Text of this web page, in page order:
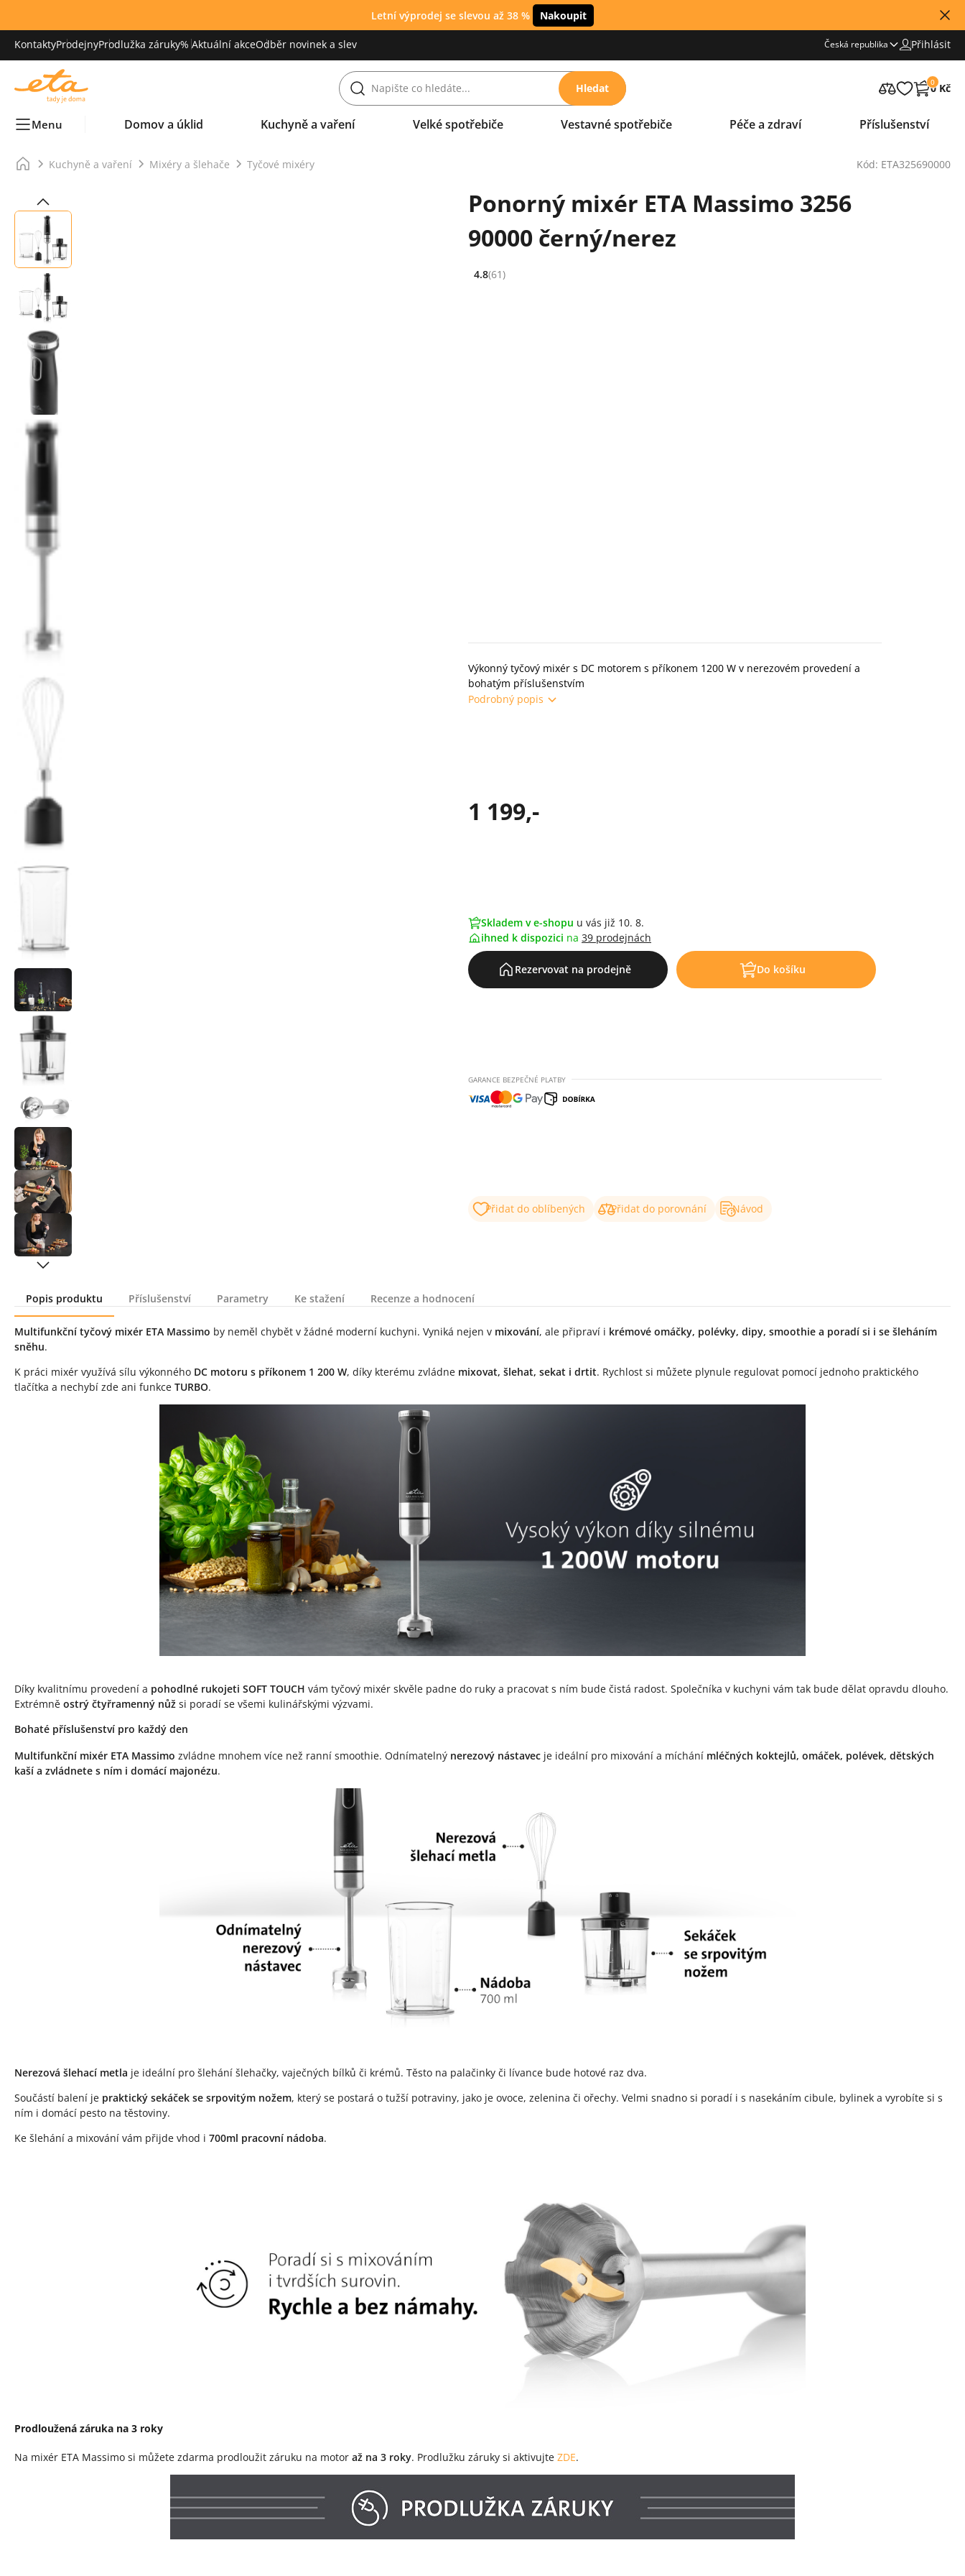
Letní výprodej se slevou až 38 % Nakoupit
KontaktyProdejnyProdlužka záruky% Aktuální akceOdběr novinek a slev Česká republika Přihlásit
Hledat 0
0 Kč
Menu Domov a úklid Kuchyně a vaření Velké spotřebiče Vestavné spotřebiče Péče a zdraví Příslušenství
Kuchyně a vaření Mixéry a šlehače Tyčové mixéry Kód: ETA325690000
Ponorný mixér ETA Massimo 3256
90000 černý/nerez
Hodnocení: 4.8 z 5 (61 recenzí)
4.8(61)
Výkonný tyčový mixér s DC motorem s příkonem 1200 W v nerezovém provedení a
bohatým příslušenstvím
Podrobný popis
1 199,-
Skladem v e-shopu u vás již 10. 8.
ihned k dispozici na 39 prodejnách
Rezervovat na prodejně Do košíku
GARANCE BEZPEČNÉ PLATBY
Přidat do oblíbených Přidat do porovnání Návod
Popis produktu Příslušenství Parametry Ke stažení Recenze a hodnocení
Popis produktu
Multifunkční tyčový mixér ETA Massimo by neměl chybět v žádné moderní kuchyni. Vyniká nejen v mixování, ale připraví i krémové omáčky, polévky, dipy, smoothie a poradí si i se šleháním
sněhu.
K práci mixér využívá sílu výkonného DC motoru s příkonem 1 200 W, díky kterému zvládne mixovat, šlehat, sekat i drtit. Rychlost si můžete plynule regulovat pomocí jednoho praktického
tlačítka a nechybí zde ani funkce TURBO.
Díky kvalitnímu provedení a pohodlné rukojeti SOFT TOUCH vám tyčový mixér skvěle padne do ruky a pracovat s ním bude čistá radost. Společníka v kuchyni vám tak bude dělat opravdu dlouho.
Extrémně ostrý čtyřramenný nůž si poradí se všemi kulinářskými výzvami.
Bohaté příslušenství pro každý den
Multifunkční mixér ETA Massimo zvládne mnohem více než ranní smoothie. Odnímatelný nerezový nástavec je ideální pro mixování a míchání mléčných koktejlů, omáček, polévek, dětských
kaší a zvládnete s ním i domácí majonézu.
Nerezová šlehací metla je ideální pro šlehání šlehačky, vaječných bílků či krémů. Těsto na palačinky či lívance bude hotové raz dva.
Součástí balení je praktický sekáček se srpovitým nožem, který se postará o tužší potraviny, jako je ovoce, zelenina či ořechy. Velmi snadno si poradí i s nasekáním cibule, bylinek a vyrobíte si s
ním i domácí pesto na těstoviny.
Ke šlehání a mixování vám přijde vhod i 700ml pracovní nádoba.
Prodloužená záruka na 3 roky
Na mixér ETA Massimo si můžete zdarma prodloužit záruku na motor až na 3 roky. Prodlužku záruky si aktivujte ZDE.